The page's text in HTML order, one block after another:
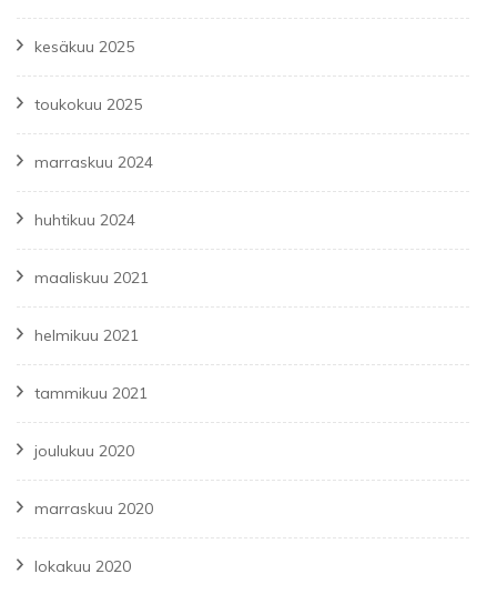
kesäkuu 2025
toukokuu 2025
marraskuu 2024
huhtikuu 2024
maaliskuu 2021
helmikuu 2021
tammikuu 2021
joulukuu 2020
marraskuu 2020
lokakuu 2020